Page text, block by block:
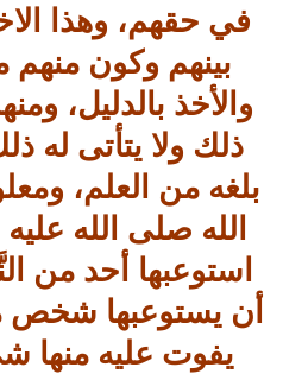
في حقهم، وهذا
بينهم وكون منهم
والأخذ بالدليل،
ذلك ولا يتأتى له
بلغه من العلم،
الله صلى الله
استوعبها أحد من
أن يستوعبها شخص
يفوت عليه منها